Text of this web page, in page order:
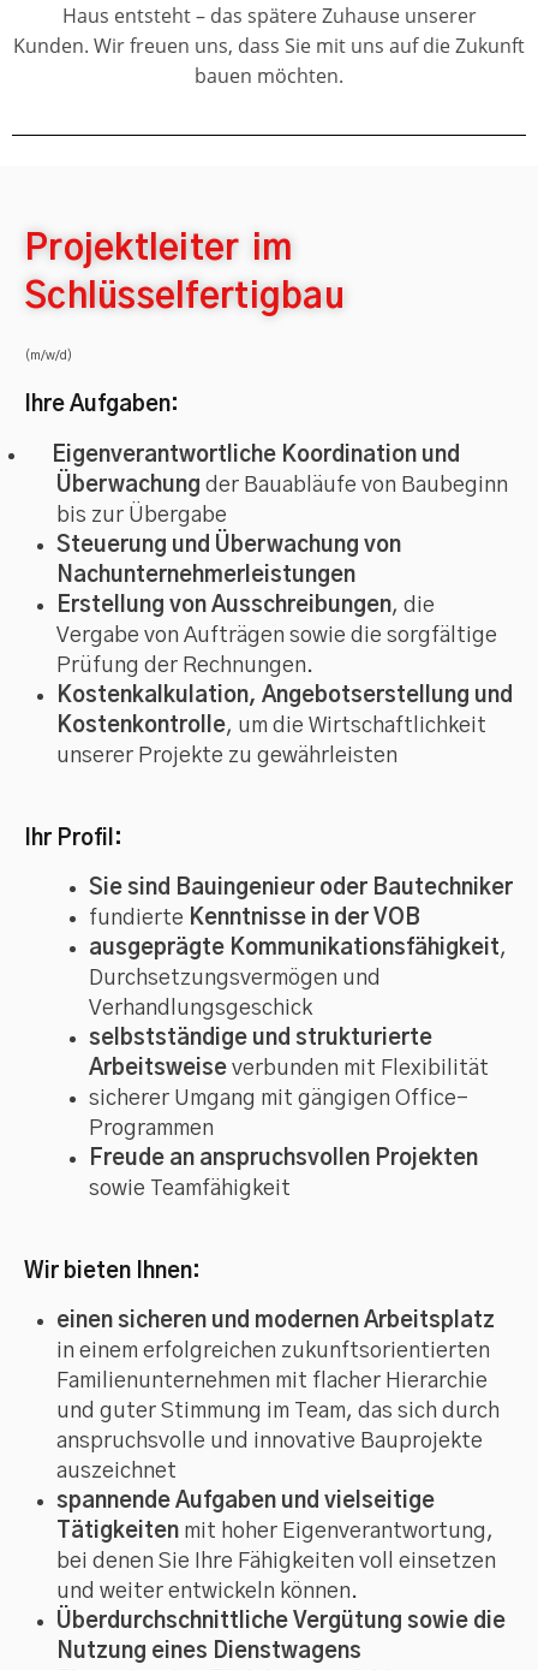
Haus entsteht – das spätere Zuhause unserer
Kunden. Wir freuen uns, dass Sie mit uns auf die Zukunft
bauen möchten.
Projektleiter im
Schlüsselfertigbau
(m/w/d)
Ihre Aufgaben:
Eigenverantwortliche Koordination und
Überwachung der Bauabläufe von Baubeginn
bis zur Übergabe
Steuerung und Überwachung von
Nachunternehmerleistungen
Erstellung von Ausschreibungen, die
Vergabe von Aufträgen sowie die sorgfältige
Prüfung der Rechnungen.
Kostenkalkulation, Angebotserstellung und
Kostenkontrolle, um die Wirtschaftlichkeit
unserer Projekte zu gewährleisten
Ihr Profil:
Sie sind Bauingenieur oder Bautechniker
fundierte Kenntnisse in der VOB
ausgeprägte Kommunikationsfähigkeit,
Durchsetzungsvermögen und
Verhandlungsgeschick
selbstständige und strukturierte
Arbeitsweise verbunden mit Flexibilität
sicherer Umgang mit gängigen Office-
Programmen
Freude an anspruchsvollen Projekten
sowie Teamfähigkeit
Wir bieten Ihnen:
einen sicheren und modernen Arbeitsplatz
in einem erfolgreichen zukunftsorientierten
Familienunternehmen mit flacher Hierarchie
und guter Stimmung im Team, das sich durch
anspruchsvolle und innovative Bauprojekte
auszeichnet
spannende Aufgaben und vielseitige
Tätigkeiten mit hoher Eigenverantwortung,
bei denen Sie Ihre Fähigkeiten voll einsetzen
und weiter entwickeln können.
Überdurchschnittliche Vergütung sowie die
Nutzung eines Dienstwagens